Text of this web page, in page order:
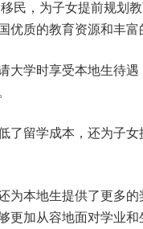
民，为子女提前规划
优质的教育资源和丰富
大学时享受本地生待遇
了留学成本，还为子
为本地生提供了更多
更加从容地面对学业和